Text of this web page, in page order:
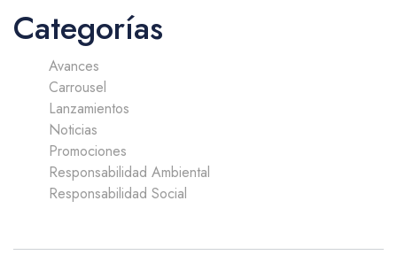
Categorías
Avances
Carrousel
Lanzamientos
Noticias
Promociones
Responsabilidad Ambiental
Responsabilidad Social